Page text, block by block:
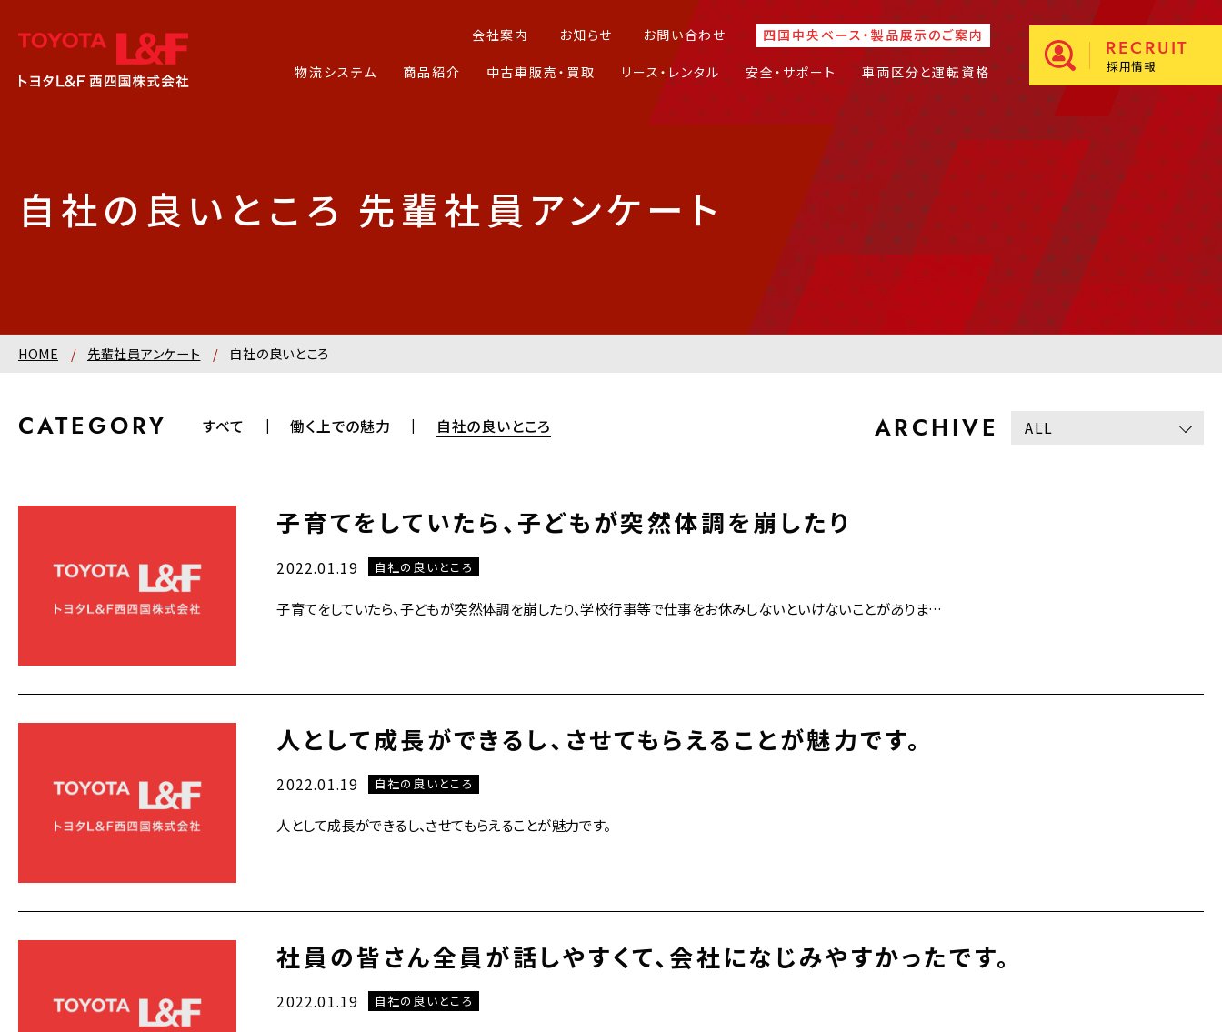
会社案内 お知らせ お問い合わせ
四国中央ベース・製品展示のご案内
物流システム
商品紹介 中古車販売・買取 リース・レンタル 安全・サポート 車両区分と運転資格
RECRUIT
採用情報
自社の良いところ 先輩社員アンケート
HOME / 先輩社員アンケート / 自社の良いところ
CATEGORY すべて 働く上での魅力 自社の良いところ ARCHIVE
子育てをしていたら、子どもが突然体調を崩したり
2022.01.19 自社の良いところ
子育てをしていたら、子どもが突然体調を崩したり、学校行事等で仕事をお休みしないといけないことがありま…
人として成長ができるし、させてもらえることが魅力です。
2022.01.19 自社の良いところ
人として成長ができるし、させてもらえることが魅力です。
社員の皆さん全員が話しやすくて、会社になじみやすかったです。
2022.01.19 自社の良いところ